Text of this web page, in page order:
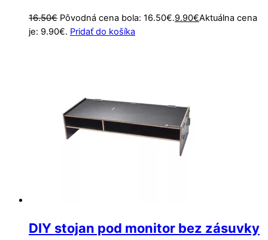
16.50€ Pôvodná cena bola: 16.50€.9.90€Aktuálna cena
je: 9.90€. Pridať do košíka
DIY stojan pod monitor bez zásuvky